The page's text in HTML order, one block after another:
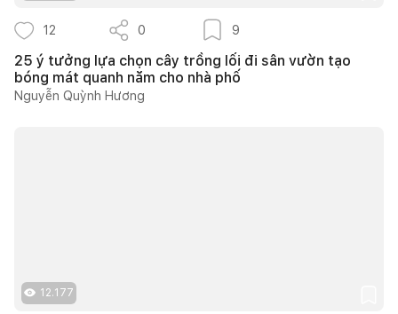
12 0 9
25 ý tưởng lựa chọn cây trồng lối đi sân vườn tạo
bóng mát quanh năm cho nhà phố
Nguyễn Quỳnh Hương
12.177